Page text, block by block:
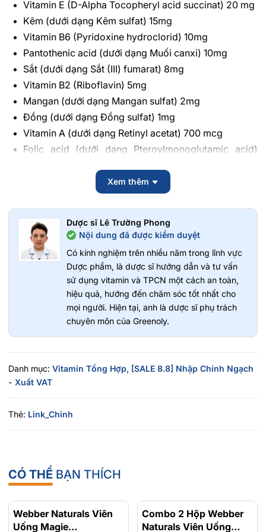
Vitamin E (D-Alpha Tocopheryl acid succinat) 20 mg
Kẽm (dưới dạng Kẽm sulfat) 15mg
Vitamin B6 (Pyridoxine hydroclorid) 10mg
Pantothenic acid (dưới dạng Muối canxi) 10mg
Sắt (dưới dạng Sắt (III) fumarat) 8mg
Vitamin B2 (Riboflavin) 5mg
Mangan (dưới dạng Mangan sulfat) 2mg
Đồng (dưới dạng Đồng sulfat) 1mg
Vitamin A (dưới dạng Retinyl acetat) 700 mcg
Folic acid (dưới dạng Pteroylmonoglutamic acid)
Crom (dưới dạng Crom (III) clorid) 160 mcg
Selen (dưới dạng Natri selenat) 100 mcg
lod (dưới dạng Kali lodid) 100 mcg
Vitamin D3 (Cholecalciferol) 15 mcg
Vitamin B12 (Cyanocobalamin) 9 mcg
Đối tượng sử dụng
Người có nguy cơ đái tháo đường, người bị đái tháo
Hướng dẫn sử dụng
1 viên mỗi ngày, trong bữa ăn hoặc ngay sau ăn
Hướng dẫn bảo quản
Mua chính hãng ở đâu?
và làm đẹp chính hãng của các nhãn hàng uy tín trên thế
giới, bạn có thể đặt hàng bằng cách:
Xem thêm
Dược sĩ Lê Trường Phong
Nội dung đã được kiểm duyệt
Có kinh nghiệm trên nhiều năm trong lĩnh vực
Dược phẩm, là dược sĩ hướng dẫn và tư vấn
sử dụng vitamin và TPCN một cách an toàn,
hiệu quả, hướng đến chăm sóc tốt nhất cho
mọi người. Hiện tại, anh là dược sĩ phụ trách
chuyên môn của Greenoly.
Danh mục: Vitamin Tổng Hợp, [SALE 8.8] Nhập Chính Ngạch
- Xuất VAT
Thẻ: Link_Chinh
CÓ THỂ BẠN THÍCH
- 15%
Webber Naturals Viên
Uống Magie
- 23%
Combo 2 Hộp Webber
Naturals Viên Uống